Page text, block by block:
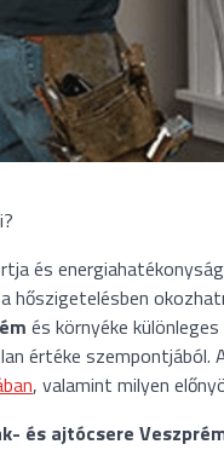
és
hőszigetelésben
és környéke
értéke szempontjából.
, valamint milyen
és ajtócsere